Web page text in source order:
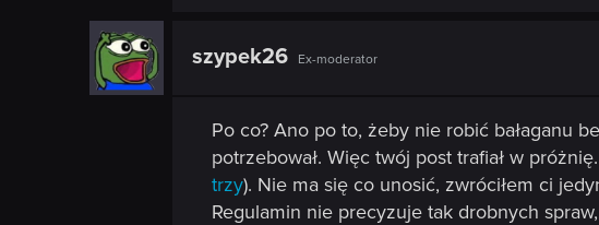
i
:
szypek26 Ex-moderator
Po co? Ano po to, żeby nie robić bałaganu
potrzebował. Więc twój post trafiał w
trzy). Nie ma się co unosić, zwróciłem ci
Regulamin nie precyzuje tak drobnych